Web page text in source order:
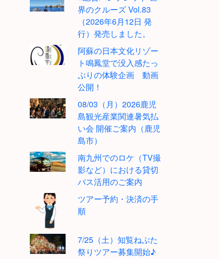
界のクルーズ Vol.83
（2026年6月12日 発
行）発売しました。
阿蘇の日本文化リゾー
ト鳴鳳堂で没入感たっ
ぷりの体験企画 動画
公開！
08/03（月）2026鹿児
島観光産業関連暑気払
い会 開催ご案内（鹿児
島市）
南九州でのロケ（TV撮
影など）における貸切
バス活用のご案内
ツアー予約・決済の手
順
7/25（土）知覧ねぷた
祭りツアー募集開始♪